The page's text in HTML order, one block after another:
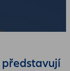
představují